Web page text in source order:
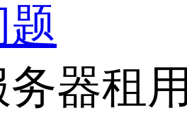
器租